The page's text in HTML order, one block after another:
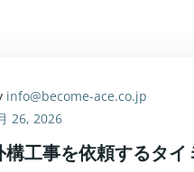
info@become-ace.co.jp
26, 2026
構工事を依頼するタイ